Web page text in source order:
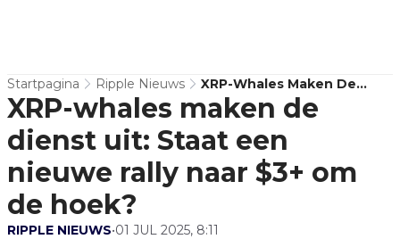
Startpagina Ripple Nieuws
XRP-Whales Maken De
Dienst Uit: Staat Een
Nieuwe Rally Naar $3+ Om
De Hoek?
XRP-whales maken de
dienst uit: Staat een
nieuwe rally naar $3+ om
de hoek?
RIPPLE NIEUWS•01 JUL 2025, 8:11